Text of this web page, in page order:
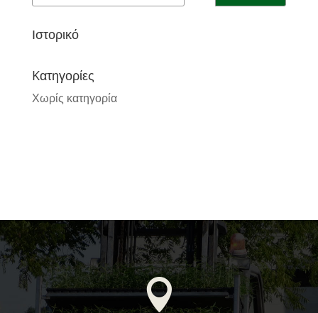
Ιστορικό
Kατηγορίες
Χωρίς κατηγορία
